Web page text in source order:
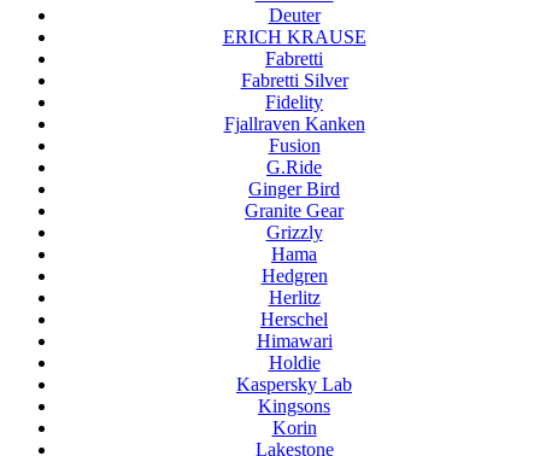
Deuter
ERICH KRAUSE
Fabretti
Fabretti Silver
Fidelity
Fjallraven Kanken
Fusion
G.Ride
Ginger Bird
Granite Gear
Grizzly
Hama
Hedgren
Herlitz
Herschel
Himawari
Holdie
Kaspersky Lab
Kingsons
Korin
Lakestone